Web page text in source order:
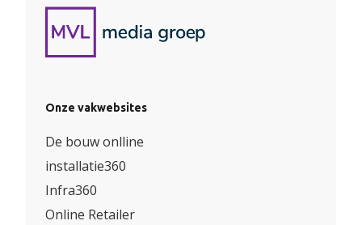
Onze vakwebsites
De bouw onlline
installatie360
Infra360
Online Retailer